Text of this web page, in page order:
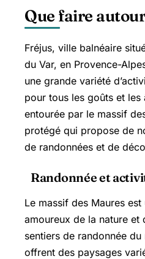
Que faire
Fréjus, ville balnéaire
du Var, en Provence-
une grande variété
pour tous les goûts et les
entourée par le massif
protégé qui propose de
de randonnées et de
Randonnée et
Le massif des Maures
amoureux de la nature et
sentiers de randonnée
offrent des paysages